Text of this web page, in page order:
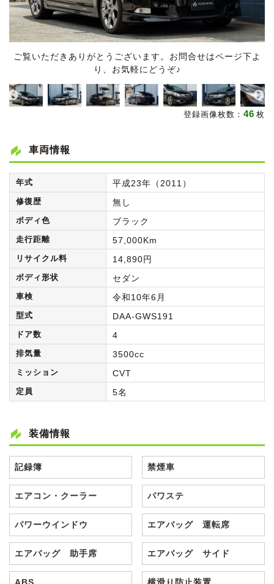
ご覧いただきありがとうございます。お問合せはページ下よ
り、お気軽にどうぞ♪
登録画像枚数： 46 枚
車両情報
年式 平成23年（2011）
修復歴 無し
ボディ色 ブラック
走行距離 57,000Km
リサイクル料 14,890円
ボディ形状 セダン
車検 令和10年6月
型式 DAA-GWS191
ドア数 4
排気量 3500cc
ミッション CVT
定員 5名
装備情報
記録簿 禁煙車
エアコン・クーラー パワステ
パワーウインドウ エアバッグ 運転席
エアバッグ 助手席 エアバッグ サイド